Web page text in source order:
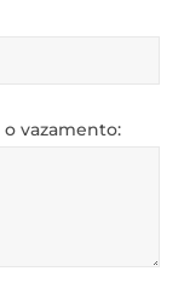
vazamento: